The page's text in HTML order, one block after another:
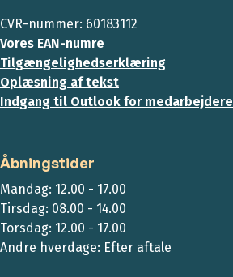
CVR-nummer: 60183112
Vores EAN-numre
Tilgængelighedserklæring
Oplæsning af tekst
Indgang til Outlook for medarbejdere
Åbningstider
Mandag: 12.00 - 17.00
Tirsdag: 08.00 - 14.00
Torsdag: 12.00 - 17.00
Andre hverdage: Efter aftale